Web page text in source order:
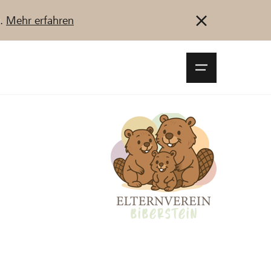
Mehr erfahren
Anmelden Registrieren
Jetzt starten